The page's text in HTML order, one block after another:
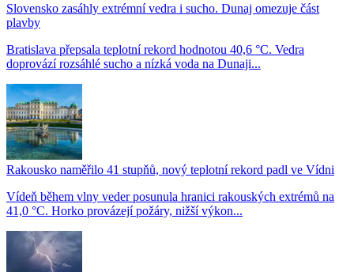
Slovensko zasáhly extrémní vedra i sucho. Dunaj omezuje část
plavby
Bratislava přepsala teplotní rekord hodnotou 40,6 °C. Vedra
doprovází rozsáhlé sucho a nízká voda na Dunaji...
Rakousko naměřilo 41 stupňů, nový teplotní rekord padl ve Vídni
Vídeň během vlny veder posunula hranici rakouských extrémů na
41,0 °C. Horko provázejí požáry, nižší výkon...